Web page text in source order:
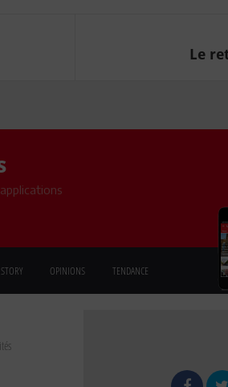
Le
OPINIONS TENDANCE